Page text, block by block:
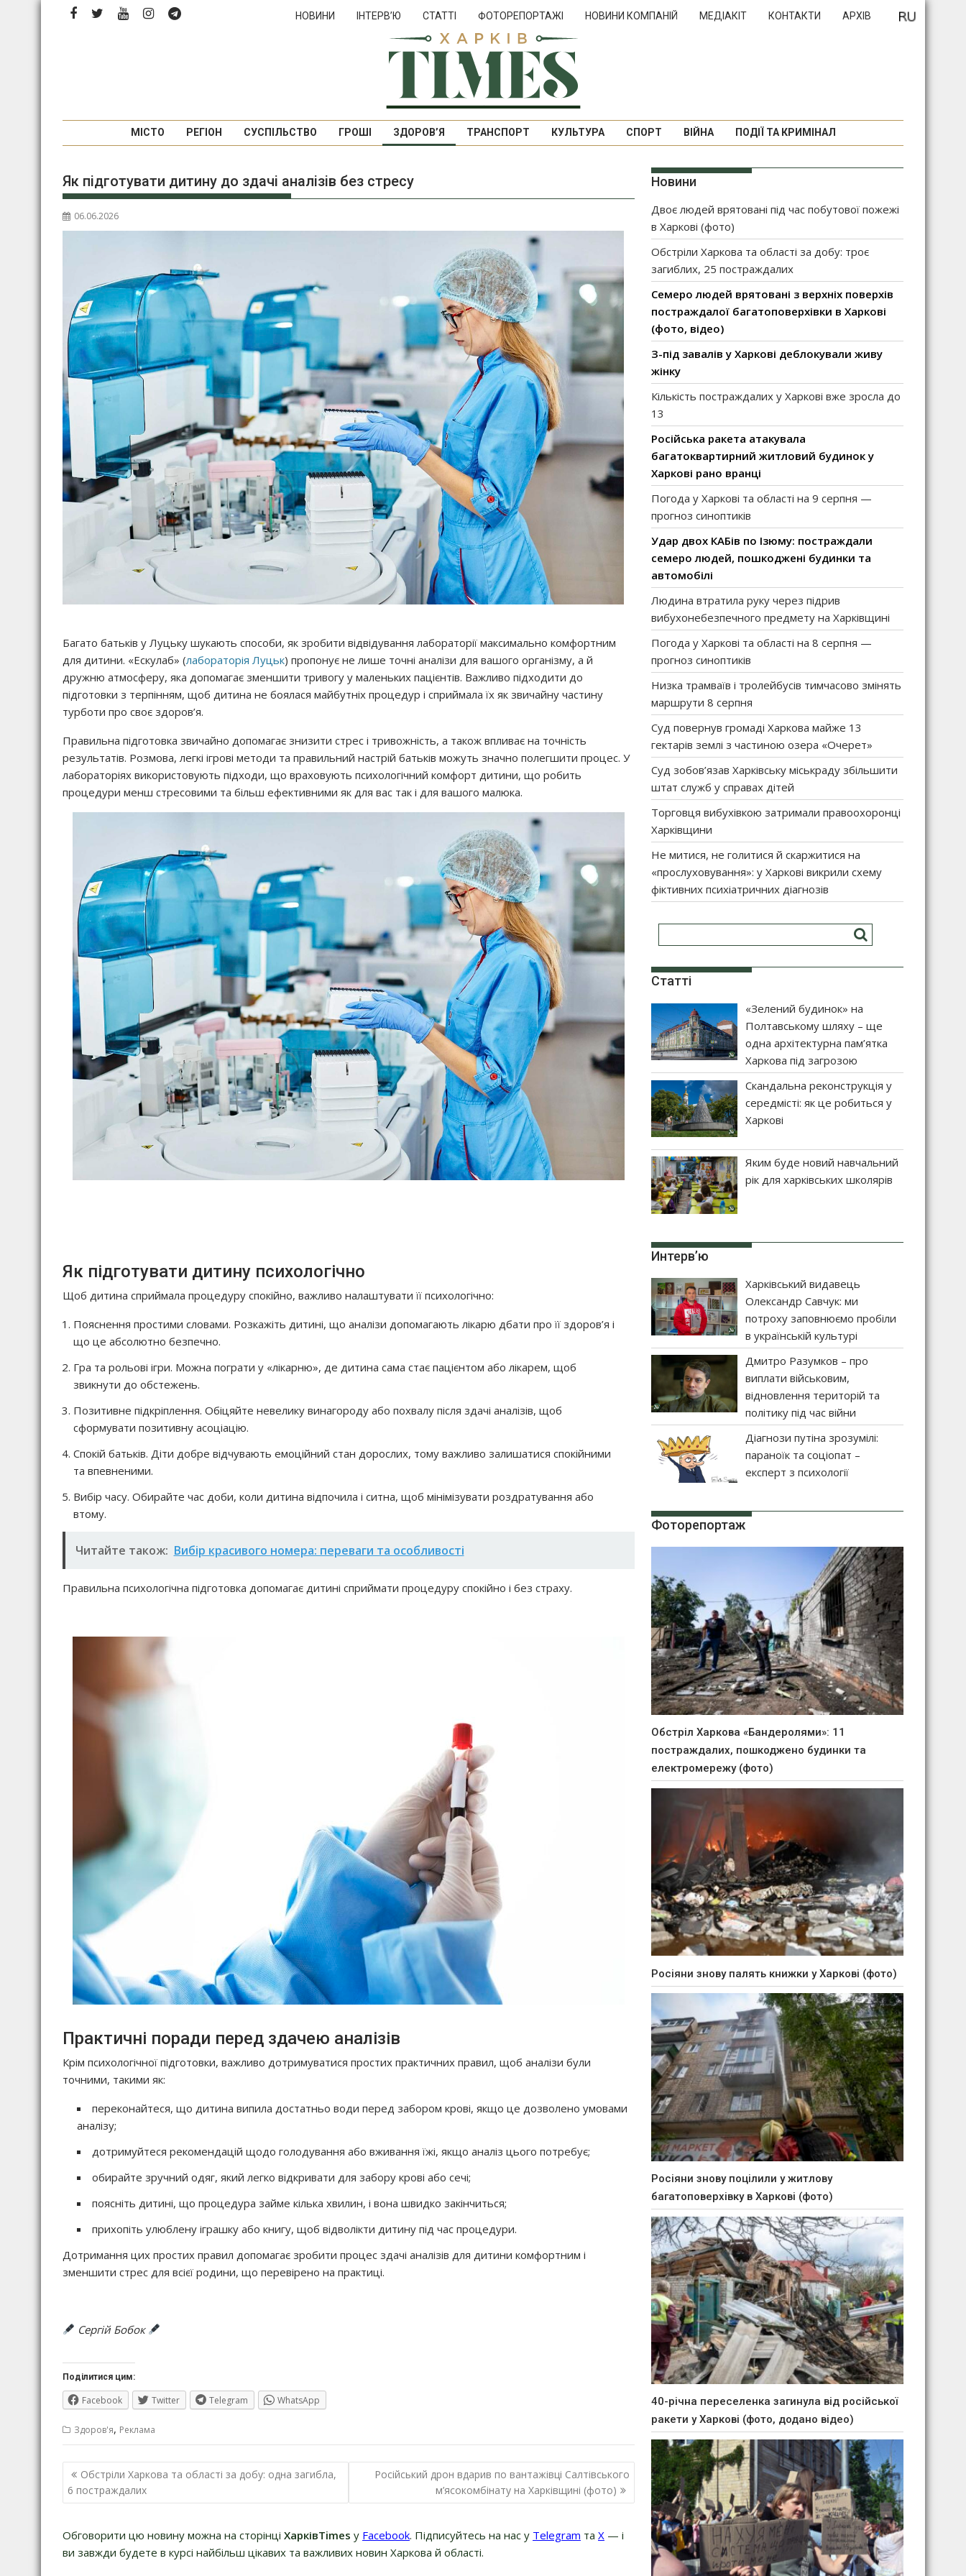
Перейти
НОВИНИ ІНТЕРВ’Ю СТАТТІ ФОТОРЕПОРТАЖІ НОВИНИ КОМПАНІЙ МЕДІАКІТ КОНТАКТИ АРХІВ
МІСТО РЕГІОН СУСПІЛЬСТВО ГРОШІ ЗДОРОВ’Я ТРАНСПОРТ КУЛЬТУРА СПОРТ ВІЙНА ПОДІЇ ТА КРИМІНАЛ
Як підготувати дитину до здачі аналізів без стресу
06.06.2026
Багато батьків у Луцьку шукають способи, як зробити відвідування лабораторії максимально комфортним
для дитини. «Ескулаб» (лабораторія Луцьк) пропонує не лише точні аналізи для вашого організму, а й
дружню атмосферу, яка допомагає зменшити тривогу у маленьких пацієнтів. Важливо підходити до
підготовки з терпінням, щоб дитина не боялася майбутніх процедур і сприймала їх як звичайну частину
турботи про своє здоров’я.
Правильна підготовка звичайно допомагає знизити стрес і тривожність, а також впливає на точність
результатів. Розмова, легкі ігрові методи та правильний настрій батьків можуть значно полегшити процес. У
лабораторіях використовують підходи, що враховують психологічний комфорт дитини, що робить
процедури менш стресовими та більш ефективними як для вас так і для вашого малюка.
Як підготувати дитину психологічно
Щоб дитина сприймала процедуру спокійно, важливо налаштувати її психологічно:
Пояснення простими словами. Розкажіть дитині, що аналізи допомагають лікарю дбати про її здоров’я і
що це абсолютно безпечно.
Гра та рольові ігри. Можна пограти у «лікарню», де дитина сама стає пацієнтом або лікарем, щоб
звикнути до обстежень.
Позитивне підкріплення. Обіцяйте невелику винагороду або похвалу після здачі аналізів, щоб
сформувати позитивну асоціацію.
Спокій батьків. Діти добре відчувають емоційний стан дорослих, тому важливо залишатися спокійними
та впевненими.
Вибір часу. Обирайте час доби, коли дитина відпочила і ситна, щоб мінімізувати роздратування або
втому.
Читайте також: Вибір красивого номера: переваги та особливості
Правильна психологічна підготовка допомагає дитині сприймати процедуру спокійно і без страху.
Практичні поради перед здачею аналізів
Крім психологічної підготовки, важливо дотримуватися простих практичних правил, щоб аналізи були
точними, такими як:
переконайтеся, що дитина випила достатньо води перед забором крові, якщо це дозволено умовами
аналізу;
дотримуйтеся рекомендацій щодо голодування або вживання їжі, якщо аналіз цього потребує;
обирайте зручний одяг, який легко відкривати для забору крові або сечі;
поясніть дитині, що процедура займе кілька хвилин, і вона швидко закінчиться;
прихопіть улюблену іграшку або книгу, щоб відволікти дитину під час процедури.
Дотримання цих простих правил допомагає зробити процес здачі аналізів для дитини комфортним і
зменшити стрес для всієї родини, що перевірено на практиці.
Сергій Бобок
Поділитися цим:
Facebook Twitter Telegram WhatsApp
Здоров'я, Реклама
Навігація
записів
Обстріли Харкова та області за добу: одна загибла,
6 постраждалих
Російський дрон вдарив по вантажівці Салтівського
м’ясокомбінату на Харківщині (фото)
Обговорити цю новину можна на сторінці ХарківTimes у Facebook. Підписуйтесь на нас у Telegram та Х — і
ви завжди будете в курсі найбільш цікавих та важливих новин Харкова й області.
Новини
Двоє людей врятовані під час побутової пожежі
в Харкові (фото)
Обстріли Харкова та області за добу: троє
загиблих, 25 постраждалих
Семеро людей врятовані з верхніх поверхів
постраждалої багатоповерхівки в Харкові
(фото, відео)
З-під завалів у Харкові деблокували живу
жінку
Кількість постраждалих у Харкові вже зросла до
13
Російська ракета атакувала
багатоквартирний житловий будинок у
Харкові рано вранці
Погода у Харкові та області на 9 серпня —
прогноз синоптиків
Удар двох КАБів по Ізюму: постраждали
семеро людей, пошкоджені будинки та
автомобілі
Людина втратила руку через підрив
вибухонебезпечного предмету на Харківщині
Погода у Харкові та області на 8 серпня —
прогноз синоптиків
Низка трамваїв і тролейбусів тимчасово змінять
маршрути 8 серпня
Суд повернув громаді Харкова майже 13
гектарів землі з частиною озера «Очерет»
Суд зобов’язав Харківську міськраду збільшити
штат служб у справах дітей
Торговця вибухівкою затримали правоохоронці
Харківщини
Не митися, не голитися й скаржитися на
«прослуховування»: у Харкові викрили схему
фіктивних психіатричних діагнозів
Статті
«Зелений будинок» на
Полтавському шляху – ще
одна архітектурна пам’ятка
Харкова під загрозою
Скандальна реконструкція у
середмісті: як це робиться у
Харкові
Яким буде новий навчальний
рік для харківських школярів
Интерв’ю
Харківський видавець
Олександр Савчук: ми
потроху заповнюємо пробіли
в українській культурі
Дмитро Разумков – про
виплати військовим,
відновлення територій та
політику під час війни
Діагнози путіна зрозумілі:
параноїк та соціопат –
експерт з психології
Фоторепортаж
Обстріл Харкова «Бандеролями»: 11
постраждалих, пошкоджено будинки та
електромережу (фото)
Росіяни знову палять книжки у Харкові (фото)
Росіяни знову поцілили у житлову
багатоповерхівку в Харкові (фото)
40-річна переселенка загинула від російської
ракети у Харкові (фото, додано відео)